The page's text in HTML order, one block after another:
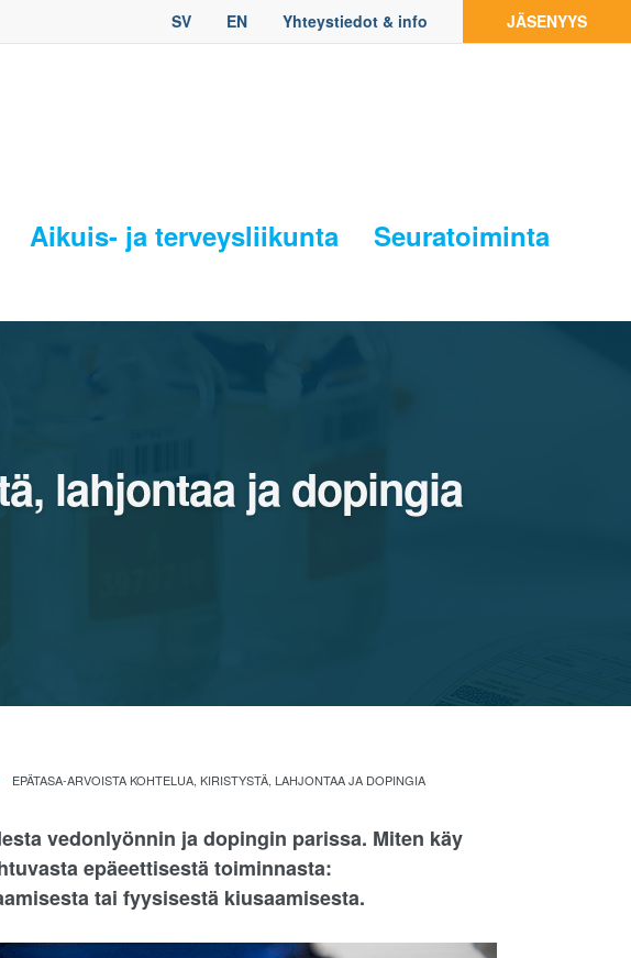
SV EN Yhteystiedot & info JÄSENYYS
Aikuis- ja terveysliikunta
Seuratoiminta
lahjontaa ja dopingia
EPÄTASA-ARVOISTA KOHTELUA, KIRISTYSTÄ, LAHJONTAA JA DOPINGIA
vedonlyönnin ja dopingin parissa. Miten käy
epäeettisestä toiminnasta:
tai fyysisestä kiusaamisesta.